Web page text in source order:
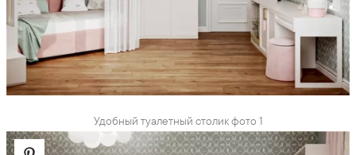
Удобный туалетный столик фото 1